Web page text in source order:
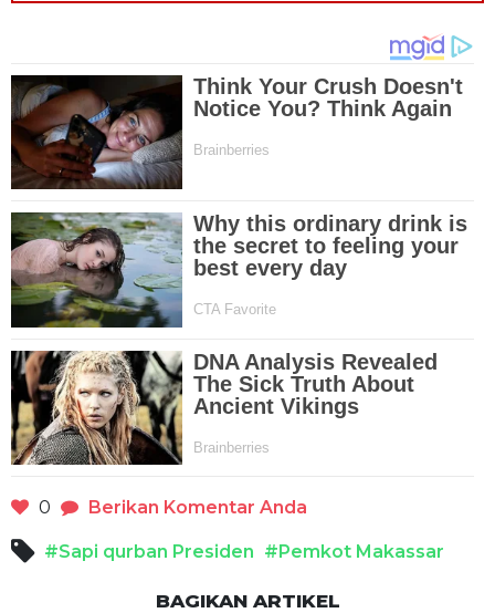
0 Berikan Komentar Anda
#Sapi qurban Presiden #Pemkot Makassar
BAGIKAN ARTIKEL